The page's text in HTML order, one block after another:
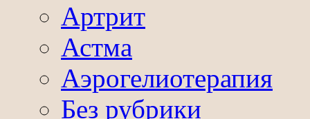
Артрит
Астма
Аэрогелиотерапия
Без рубрики